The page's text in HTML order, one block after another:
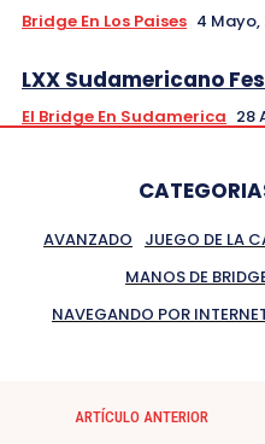
Bridge En Los Paises 4 Mayo,
LXX Sudamericano
El Bridge En Sudamerica 28
AVANZADO JUEGO DE LA
MANOS DE
NAVEGANDO POR
ARTÍCULO ANTERIOR